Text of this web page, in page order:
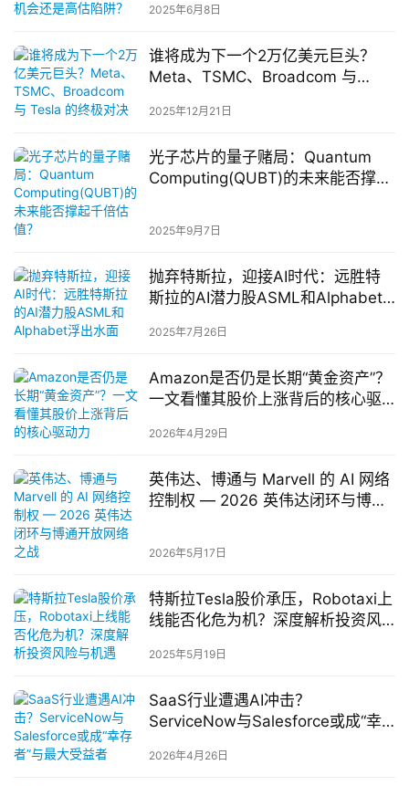
2025年6月8日
谁将成为下一个2万亿美元巨头？
Meta、TSMC、Broadcom 与
2025年12月21日
光子芯片的量子赌局：Quantum
Computing(QUBT)的未来能否撑起
2025年9月7日
抛弃特斯拉，迎接AI时代：远胜特
斯拉的AI潜力股ASML和Alphabet
2025年7月26日
Amazon是否仍是长期“黄金资产”？
一文看懂其股价上涨背后的核心驱
2026年4月29日
英伟达、博通与 Marvell 的 AI 网络
控制权 — 2026 英伟达闭环与博通
2026年5月17日
特斯拉Tesla股价承压，Robotaxi上
线能否化危为机？深度解析投资风
2025年5月19日
SaaS行业遭遇AI冲击？
ServiceNow与Salesforce或成“幸
2026年4月26日